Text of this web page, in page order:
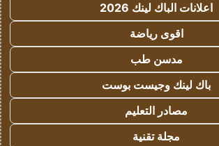
اعلانات الباك لينك 2026
اقوى رياضة
مدسن طب
باك لينك وجيست بوست
مصادر التعليم
مجلة تقنية